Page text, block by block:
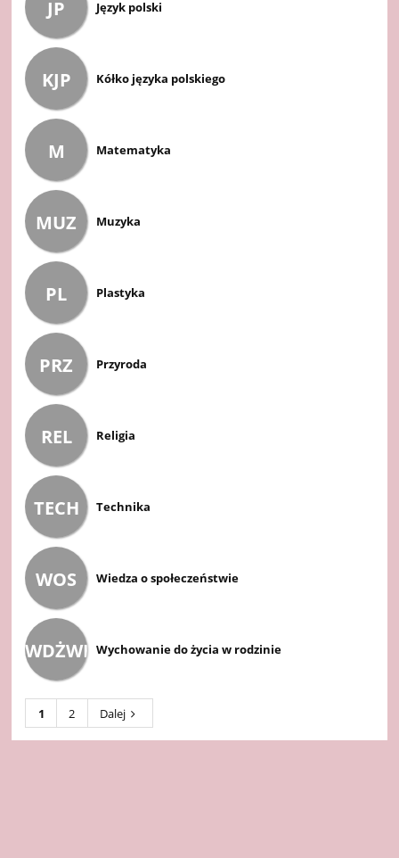
JP Język polski
KJP Kółko języka polskiego
M Matematyka
MUZ Muzyka
PL Plastyka
PRZ Przyroda
REL Religia
TECH Technika
WOS Wiedza o społeczeństwie
WDŻWR Wychowanie do życia w rodzinie
1 2 Dalej